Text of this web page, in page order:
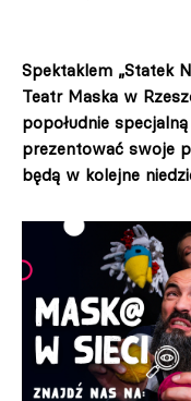
Spektaklem „Statek
Teatr Maska w
popołudnie
prezentować swoje
będą w kolejne